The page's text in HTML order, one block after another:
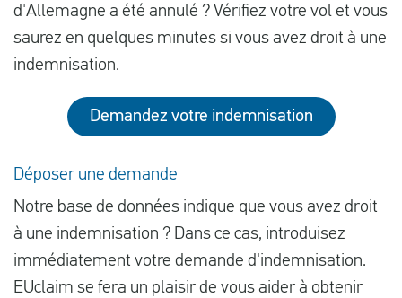
d'Allemagne a été annulé ? Vérifiez votre vol et vous
saurez en quelques minutes si vous avez droit à une
indemnisation.
Demandez votre indemnisation
Déposer une demande
Notre base de données indique que vous avez droit
à une indemnisation ? Dans ce cas, introduisez
immédiatement votre demande d'indemnisation.
EUclaim se fera un plaisir de vous aider à obtenir